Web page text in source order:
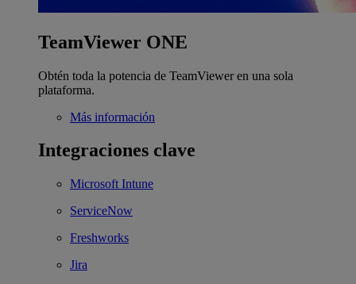
TeamViewer ONE
Obtén toda la potencia de TeamViewer en una sola
plataforma.
Más información
Integraciones clave
Microsoft Intune
ServiceNow
Freshworks
Jira